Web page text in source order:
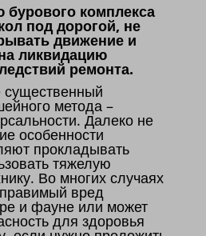
комплекса
под дорогой, не
движение и
ликвидацию
ремонта.
метода –
Далеко не
особенности
прокладывать
тяжелую
Во многих случаях
вред
и фауне или может
для здоровья